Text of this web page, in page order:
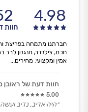
4.98
חוות
חברתנו מתמחה בפריצת
חכם, צילנדר, מנגנון לרב
אמין ומקצועי. מחירים...
חוות דעת של ראובן
5.00
״היה אדיב, נדיב